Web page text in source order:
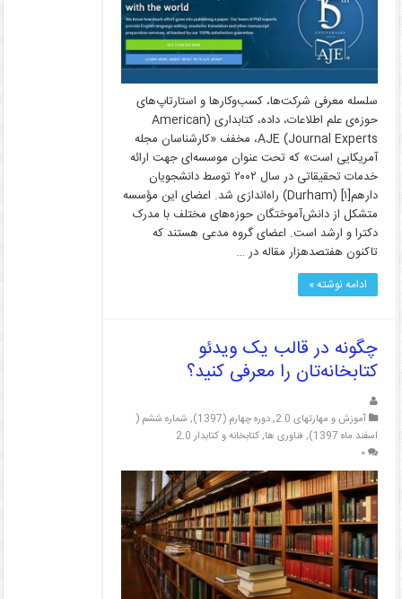
سلسله معرفی شرکت‌ها، کسب‌وکارها و استارتاپ‌های
حوزه‌ی علم اطلاعات، داده، کتابداری (American
Journal Experts) AJE، مخفف «کارشناسان مجله
آمریکایی است» که تحت عنوان موسسه‌ای جهت ارائه
خدمات تحقیقاتی در سال ۲۰۰۲ توسط دانشجویان
دارهم[۱] (Durham) راه‌اندازی شد. اعضای این مؤسسه
متشکل از دانش‌آموختگان حوزه‌های مختلف با مدرک
دکترا و ارشد است. اعضای گروه مدعی هستند که
تاکنون هفتصدهزار مقاله در …
ادامه نوشته »
چگونه در قالب یک ویدئو
کتابخانه‌تان را معرفی کنید؟
آموزش و مهارتهای 2.0 ,دوره چهارم (1397) , شماره ششم (
اسفند ماه 1397)
, فناوری ها,کتابخانه و کتابدار 2.0
۰